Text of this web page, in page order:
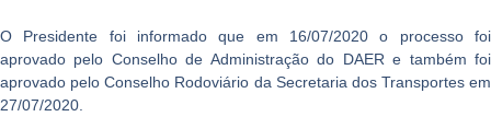
O Presidente foi informado que em 16/07/2020 o processo foi
aprovado pelo Conselho de Administração do DAER e também foi
aprovado pelo Conselho Rodoviário da Secretaria dos Transportes em
27/07/2020.